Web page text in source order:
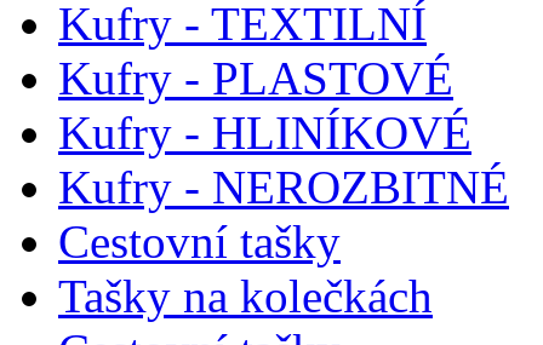
Kufry - TEXTILNÍ
Kufry - PLASTOVÉ
Kufry - HLINÍKOVÉ
Kufry - NEROZBITNÉ
Cestovní tašky
Tašky na kolečkách